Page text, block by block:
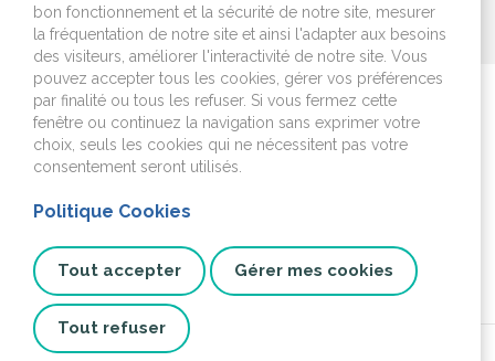
OK
Je déménage
J'emménage ou je fais
installation
© 2026 SATEG. Tous droits réservés.
bon fonctionnement et la sécurité de notre site, mesurer
la fréquentation de notre site et ainsi l'adapter aux besoins
des visiteurs, améliorer l'interactivité de notre site. Vous
pouvez accepter tous les cookies, gérer vos préférences
par finalité ou tous les refuser. Si vous fermez cette
fenêtre ou continuez la navigation sans exprimer votre
choix, seuls les cookies qui ne nécessitent pas votre
consentement seront utilisés.
Politique Cookies
Tout accepter Gérer mes cookies
Tout refuser